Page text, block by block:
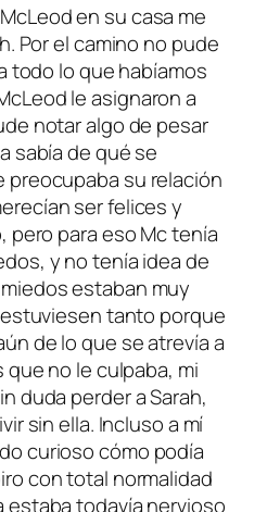
en su casa me
Por el camino no pude
todo lo que habíamos
le asignaron a
notar algo de pesar
sabía de qué se
preocupaba su relación
ser felices y
pero para eso Mc tenía
y no tenía idea de
estaban muy
tanto porque
de lo que se atrevía a
que no le culpaba, mi
duda perder a Sarah,
sin ella. Incluso a mí
curioso cómo podía
con total normalidad
estaba todavía nervioso